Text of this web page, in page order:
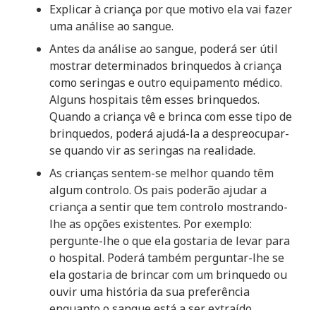
Explicar à criança por que motivo ela vai fazer
uma análise ao sangue.
Antes da análise ao sangue, poderá ser útil
mostrar determinados brinquedos à criança
como seringas e outro equipamento médico.
Alguns hospitais têm esses brinquedos.
Quando a criança vê e brinca com esse tipo de
brinquedos, poderá ajudá-la a despreocupar-
se quando vir as seringas na realidade.
As crianças sentem-se melhor quando têm
algum controlo. Os pais poderão ajudar a
criança a sentir que tem controlo mostrando-
lhe as opções existentes. Por exemplo:
pergunte-lhe o que ela gostaria de levar para
o hospital. Poderá também perguntar-lhe se
ela gostaria de brincar com um brinquedo ou
ouvir uma história da sua preferência